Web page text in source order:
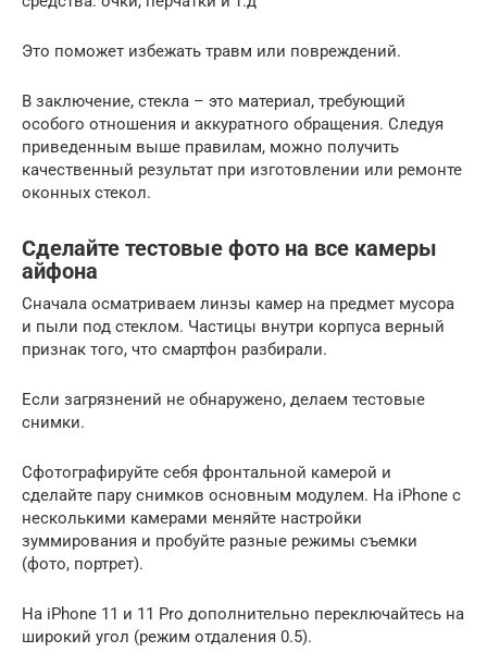
Это поможет избежать травм или повреждений.
В заключение, стекла – это материал, требующий
особого отношения и аккуратного обращения. Следуя
приведенным выше правилам, можно получить
качественный результат при изготовлении или ремонте
оконных стекол.
Сделайте тестовые фото на все камеры
айфона
Сначала осматриваем линзы камер на предмет мусора
и пыли под стеклом. Частицы внутри корпуса верный
признак того, что смартфон разбирали.
Если загрязнений не обнаружено, делаем тестовые
снимки.
Сфотографируйте себя фронтальной камерой и
сделайте пару снимков основным модулем. На iPhone с
несколькими камерами меняйте настройки
зуммирования и пробуйте разные режимы съемки
(фото, портрет).
На iPhone 11 и 11 Pro дополнительно переключайтесь на
широкий угол (режим отдаления 0.5).